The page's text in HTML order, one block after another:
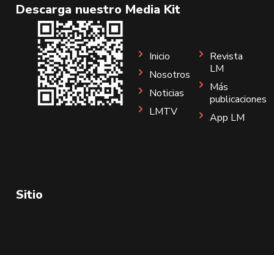
Descarga nuestro Media Kit
Sitio
Inicio
Nosotros
Noticias
LMTV
Revista
LM
Más
publicaciones
App LM